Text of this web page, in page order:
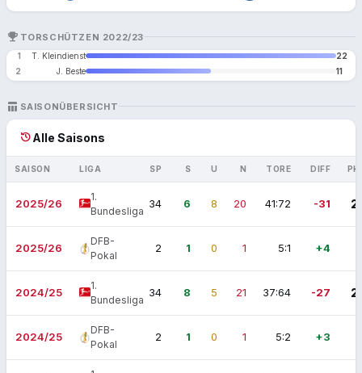
EMOJI_EVENTS TORSCHÜTZEN 2022/23
1 T. Kleindienst
22
2
J. Beste 11
TABLE_CHART SAISONÜBERSICHT
historyAlle Saisons
SAISON LIGA SP S U N TORE DIFF
2025/26
1.
Bundesliga
34 6 8 20 41:72 -31
2025/26
DFB-
Pokal
2 1 0 1 5:1 +4
2024/25
1.
Bundesliga
34 8 5 21 37:64 -27
2024/25
DFB-
Pokal
2 1 0 1 5:2 +3